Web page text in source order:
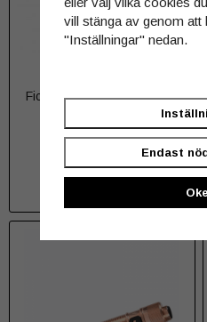
Ficklampa Acebeam Pokelit
vill stänga av genom att
"Inställningar" nedan.
Endast